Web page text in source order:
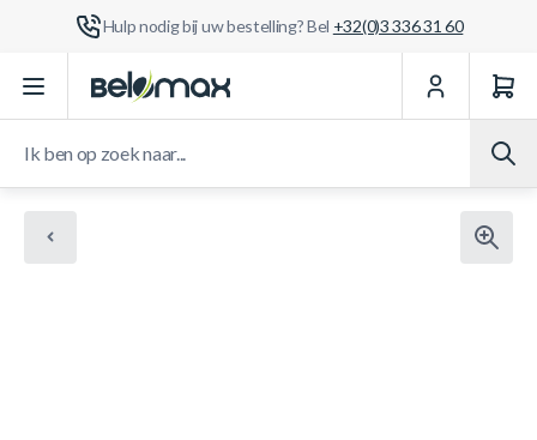
Hulp nodig bij uw bestelling? Bel +32(0)3 336 31 60
Ga naar de inhoud